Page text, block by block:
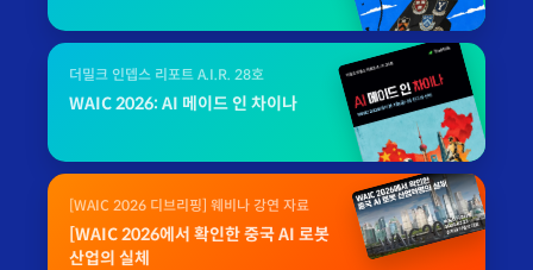
더밀크 인뎁스 리포트 A.I.R. 28호
WAIC 2026: AI 메이드 인 차이나
[WAIC 2026 디브리핑] 웨비나 강연 자료
[WAIC 2026에서 확인한 중국 AI 로봇
산업의 실체